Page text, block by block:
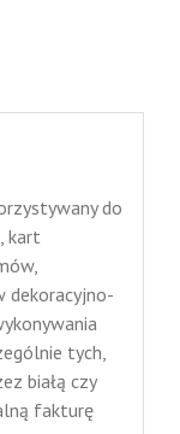
do
kart
dekoracyjno-
tych,
białą czy
fakturę